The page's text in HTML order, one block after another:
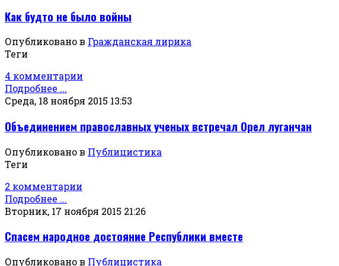
Как будто не было войны
Опубликовано в Гражданская лирика
Теги
4 комментарии
Подробнее ...
Среда, 18 ноября 2015 13:53
Объединением православных ученых встречал Орел луганчан
Опубликовано в Публицистика
Теги
2 комментарии
Подробнее ...
Вторник, 17 ноября 2015 21:26
Спасем народное достояние Республики вместе
Опубликовано в Публицистика